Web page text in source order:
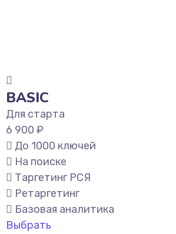
BASIC
Для старта
6 900 ₽
До 1000 ключей
На поиске
Таргетинг РСЯ
Ретаргетинг
Базовая аналитика
Выбрать